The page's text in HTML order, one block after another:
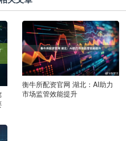
衡牛所配资官网 湖北：AI助力
市场监管效能提升